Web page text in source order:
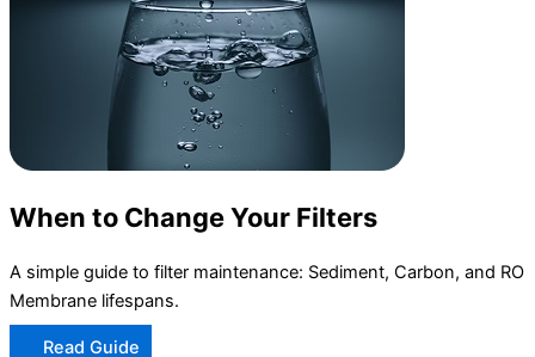
When to Change Your Filters
A simple guide to filter maintenance: Sediment, Carbon, and RO
Membrane lifespans.
Read Guide